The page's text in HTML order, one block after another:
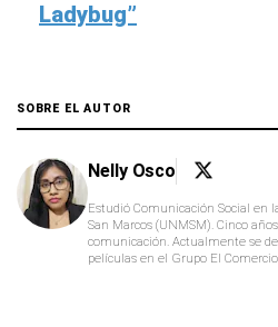
Ladybug”
SOBRE EL AUTOR
Nelly Osco
Estudió Comunicación Social en
San Marcos (UNMSM). Cinco
comunicación. Actualmente se
películas en el Grupo El Comercio.